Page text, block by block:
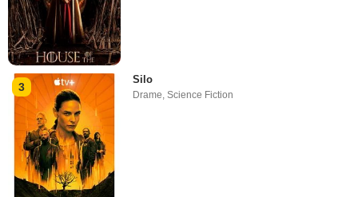
3
Silo
Drame,Science Fiction